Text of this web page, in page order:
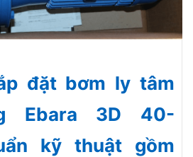
đặt bơm ly tâm
Ebara 3D 40-
kỹ thuật gồm